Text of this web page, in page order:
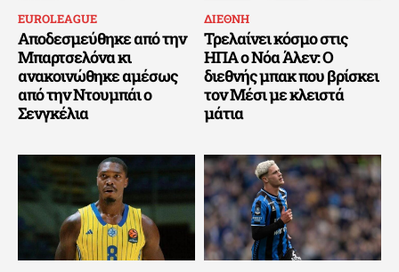
EUROLEAGUE
Αποδεσμεύθηκε από την
Μπαρτσελόνα κι
ανακοινώθηκε αμέσως
από την Ντουμπάι ο
Σενγκέλια
ΔΙΕΘΝΗ
Τρελαίνει κόσμο στις
ΗΠΑ ο Νόα Άλεν: Ο
διεθνής μπακ που βρίσκει
τον Μέσι με κλειστά
μάτια